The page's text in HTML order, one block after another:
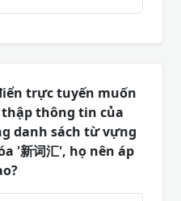
trực tuyến muốn
thông tin của
danh sách từ vựng
'新词汇', họ nên áp